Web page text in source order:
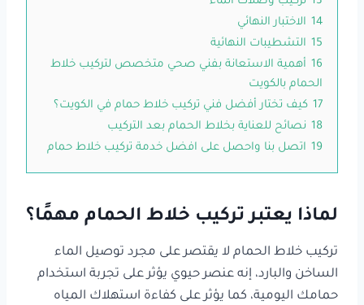
14 الاختبار النهائي
15 التشطيبات النهائية
16 أهمية الاستعانة بفني صحي متخصص لتركيب خلاط
الحمام بالكويت
17 كيف تختار أفضل فني تركيب خلاط حمام في الكويت؟
18 نصائح للعناية بخلاط الحمام بعد التركيب
19 اتصل بنا واحصل على افضل خدمة تركيب خلاط حمام
لماذا يعتبر تركيب خلاط الحمام مهمًا؟
تركيب خلاط الحمام لا يقتصر على مجرد توصيل الماء
الساخن والبارد، إنه عنصر حيوي يؤثر على تجربة استخدام
حمامك اليومية، كما يؤثر على كفاءة استهلاك المياه